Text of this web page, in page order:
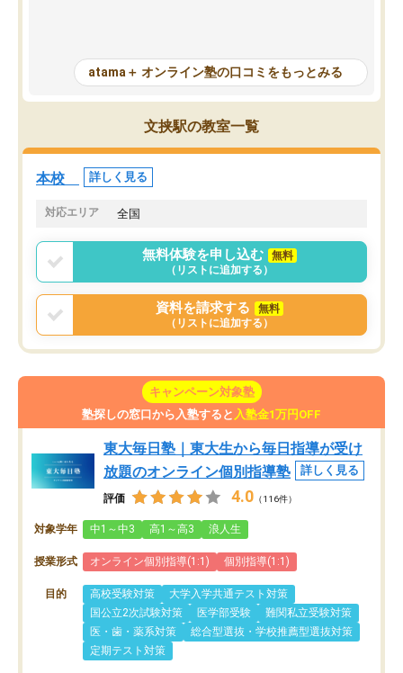
が、自分で自分の管理ができない人に
とっては難しい部分もあるのではない
かと思った。
元数が可視化されるので
しながら意欲的に取り組
常に効果を実感している
すめできる塾です。
atama＋ オンライン塾の口コミをもっとみる
文挟駅の教室一覧
本校 詳しく見る
対応エリア 全国
無料体験を申し込む
無料
（リストに追加する）
資料を請求する
無料
（リストに追加する）
キャンペーン対象塾
塾探しの窓口から入塾すると 入塾金1万円OFF
東大毎日塾｜東大生から毎日指導が受け
放題のオンライン個別指導塾
詳しく見る
評価 4.0 （116件）
対象学年 中1～中3 高1～高3 浪人生
授業形式 オンライン個別指導(1:1) 個別指導(1:1)
目的 高校受験対策
大学入学共通テスト対策
国公立2次試験対策
医学部受験
難関私立受験対策
医・歯・薬系対策
総合型選抜・学校推薦型選抜対策
定期テスト対策